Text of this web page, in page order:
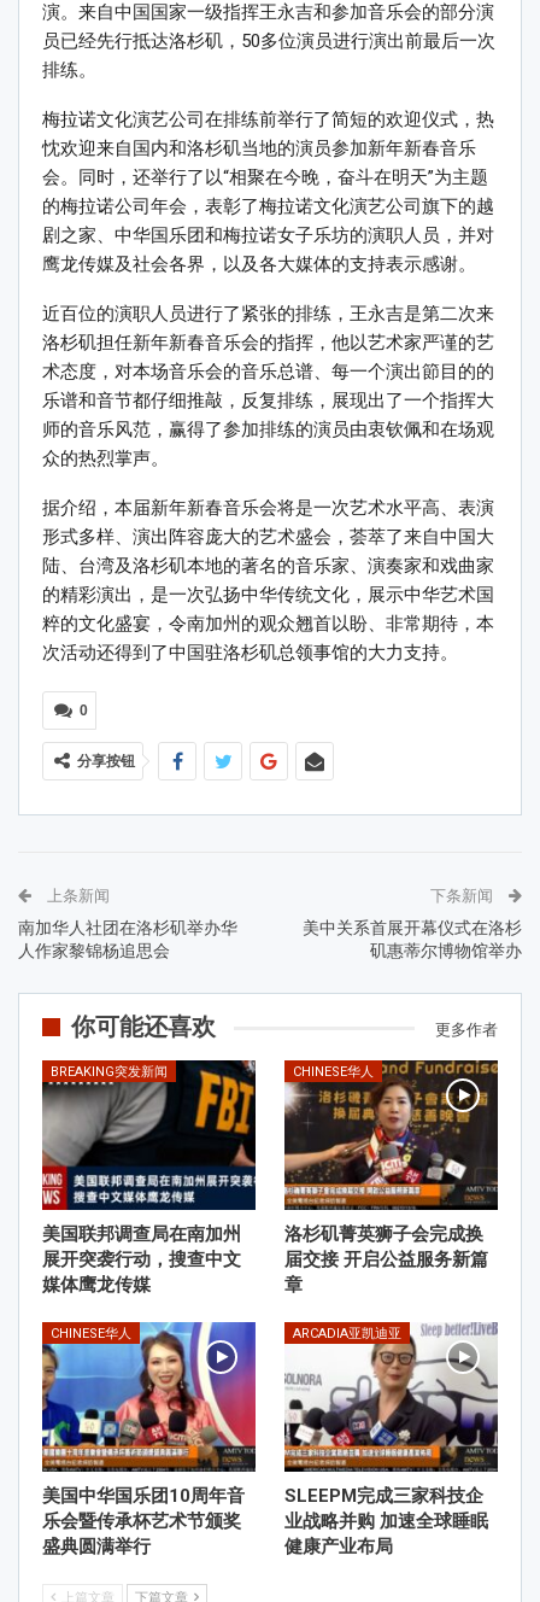
演。来自中国国家一级指挥王永吉和参加音乐会的部分演
员已经先行抵达洛杉矶，50多位演员进行演出前最后一次
排练。
梅拉诺文化演艺公司在排练前举行了简短的欢迎仪式，热
忱欢迎来自国内和洛杉矶当地的演员参加新年新春音乐
会。同时，还举行了以“相聚在今晚，奋斗在明天”为主题
的梅拉诺公司年会，表彰了梅拉诺文化演艺公司旗下的越
剧之家、中华国乐团和梅拉诺女子乐坊的演职人员，并对
鹰龙传媒及社会各界，以及各大媒体的支持表示感谢。
近百位的演职人员进行了紧张的排练，王永吉是第二次来
洛杉矶担任新年新春音乐会的指挥，他以艺术家严谨的艺
术态度，对本场音乐会的音乐总谱、每一个演出節目的的
乐谱和音节都仔细推敲，反复排练，展现出了一个指挥大
师的音乐风范，赢得了参加排练的演员由衷钦佩和在场观
众的热烈掌声。
据介绍，本届新年新春音乐会将是一次艺术水平高、表演
形式多样、演出阵容庞大的艺术盛会，荟萃了来自中国大
陆、台湾及洛杉矶本地的著名的音乐家、演奏家和戏曲家
的精彩演出，是一次弘扬中华传统文化，展示中华艺术国
粹的文化盛宴，令南加州的观众翘首以盼、非常期待，本
次活动还得到了中国驻洛杉矶总领事馆的大力支持。
0
分享按钮
上条新闻
南加华人社团在洛杉矶举办华
人作家黎锦杨追思会
下条新闻
美中关系首展开幕仪式在洛杉
矶惠蒂尔博物馆举办
你可能还喜欢 更多作者
BREAKING突发新闻
美国联邦调查局在南加州
展开突袭行动，搜查中文
媒体鹰龙传媒
CHINESE华人
洛杉矶菁英狮子会完成换
届交接 开启公益服务新篇
章
CHINESE华人
美国中华国乐团10周年音
乐会暨传承杯艺术节颁奖
盛典圆满举行
ARCADIA亚凯迪亚
SLEEPM完成三家科技企
业战略并购 加速全球睡眠
健康产业布局
上篇文章 下篇文章